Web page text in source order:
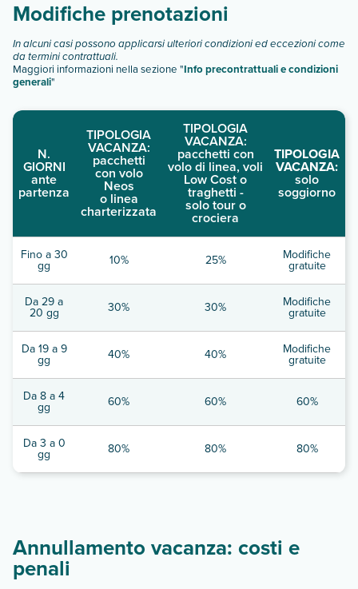
Modifiche prenotazioni
In alcuni casi possono applicarsi ulteriori condizioni ed eccezioni come
da termini contrattuali.
Maggiori informazioni nella sezione "Info precontrattuali e condizioni
generali"
N.
GIORNI
ante
partenza
TIPOLOGIA
VACANZA:
pacchetti
con volo
Neos
o linea
charterizzata
TIPOLOGIA
VACANZA:
pacchetti con
volo di linea, voli
Low Cost o
traghetti -
solo tour o
crociera
TIPOLOGIA
VACANZA:
solo
soggiorno
Fino a 30
gg 10% 25% Modifiche
gratuite
Da 29 a
20 gg 30% 30% Modifiche
gratuite
Da 19 a 9
gg 40% 40% Modifiche
gratuite
Da 8 a 4
gg 60% 60% 60%
Da 3 a 0
gg 80% 80% 80%
Annullamento vacanza: costi e
penali